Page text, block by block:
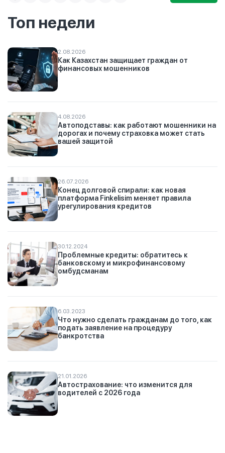
Топ недели
2.08.2026
Как Казахстан защищает граждан от
финансовых мошенников
4.08.2026
Автоподставы: как работают мошенники на
дорогах и почему страховка может стать
вашей защитой
26.07.2026
Конец долговой спирали: как новая
платформа Finkelisim меняет правила
урегулирования кредитов
30.12.2024
Проблемные кредиты: обратитесь к
банковскому и микрофинансовому
омбудсманам
6.03.2023
Что нужно сделать гражданам до того, как
подать заявление на процедуру
банкротства
21.01.2026
Автострахование: что изменится для
водителей с 2026 года